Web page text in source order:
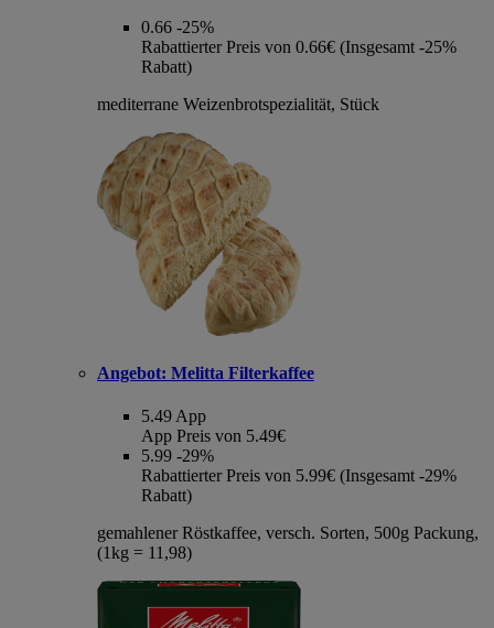
0.66 -25%
Rabattierter Preis von 0.66€ (Insgesamt -25%
Rabatt)
mediterrane Weizenbrotspezialität, Stück
Angebot: Melitta Filterkaffee
5.49 App
App Preis von 5.49€
5.99 -29%
Rabattierter Preis von 5.99€ (Insgesamt -29%
Rabatt)
gemahlener Röstkaffee, versch. Sorten, 500g Packung,
(1kg = 11,98)